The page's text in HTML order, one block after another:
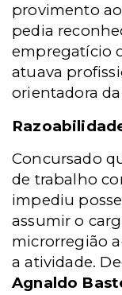
provimento
pedia
empregatício
atuava
orientadora
Concursado
de trabalho
impediu
assumir o
microrregião
a atividade.
Agnaldo